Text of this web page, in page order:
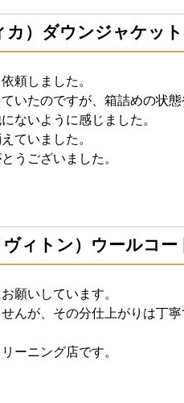
）ダウンジャケッ
頼しました。
いたのですが、箱詰めの状
ないように感じました。
ていました。
うございました。
ィトン）ウールコ
願いしています。
んが、その分仕上がりは丁
ーニング店です。